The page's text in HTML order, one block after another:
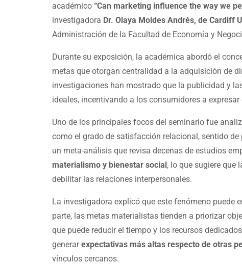
académico “Can marketing influence the way we
investigadora Dr. Olaya Moldes Andrés, de Cardiff
Administración de la Facultad de Economía y
Durante su exposición, la académica abordó el
metas que otorgan centralidad a la adquisición de
investigaciones han mostrado que la publicidad y
ideales, incentivando a los consumidores a
Uno de los principales focos del seminario fue
como el grado de satisfacción relacional, sentido
un meta-análisis que revisa decenas de estudios
materialismo y bienestar social, lo que sugiere que
debilitar las relaciones interpersonales.
La investigadora explicó que este fenómeno puede
parte, las metas materialistas tienden a priorizar
que puede reducir el tiempo y los recursos
generarexpectativas más altas respecto de otras
vínculos cercanos.